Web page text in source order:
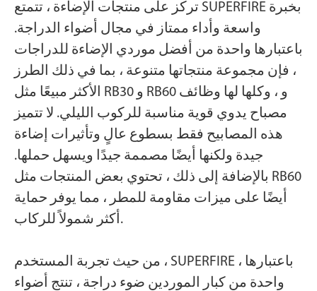
تركز على منتجات الإضاءة ، تتمتع SUPERFIRE بخبرة
واسعة وأداء ممتاز في مجال أضواء الدراجة.
باعتبارها واحدة من أفضل موردي الإضاءة للدراجات
، فإن مجموعة منتجاتها متنوعة ، بما في ذلك الطرز
الأكثر مبيعًا مثل RB30 و RB60 و ، وكلها لها وظائف
مصباح يدوي قوية مناسبة للركوب الليلي. لا تتميز
هذه المصابيح فقط بسطوع عالٍ وتأثيرات إضاءة
جيدة ولكنها أيضًا مصممة جيدًا ويسهل حملها.
بالإضافة إلى ذلك ، تحتوي بعض المنتجات مثل RB60
أيضًا على ميزات مقاومة للمطر ، مما يوفر حماية
أكثر شمولاً للركاب.
من حيث تجربة المستخدم ، SUPERFIRE ، باعتبارها
واحدة من كبار الموردين ضوء دراجة ، تنتج أضواء